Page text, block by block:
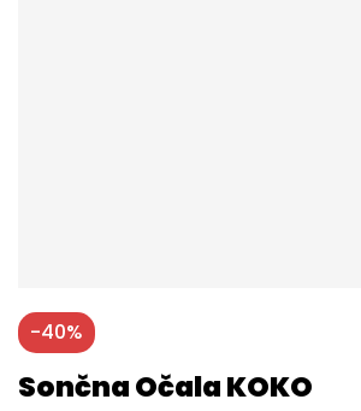
-40%
Sončna Očala KOKO